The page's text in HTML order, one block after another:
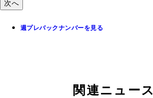
次へ
週プレバックナンバーを見る
関連ニュース